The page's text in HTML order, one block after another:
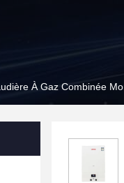
À Gaz Combinée